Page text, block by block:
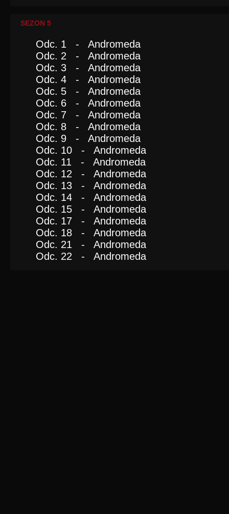
SEZON 5
Odc. 1 - Andromeda
Odc. 2 - Andromeda
Odc. 3 - Andromeda
Odc. 4 - Andromeda
Odc. 5 - Andromeda
Odc. 6 - Andromeda
Odc. 7 - Andromeda
Odc. 8 - Andromeda
Odc. 9 - Andromeda
Odc. 10 - Andromeda
Odc. 11 - Andromeda
Odc. 12 - Andromeda
Odc. 13 - Andromeda
Odc. 14 - Andromeda
Odc. 15 - Andromeda
Odc. 17 - Andromeda
Odc. 18 - Andromeda
Odc. 21 - Andromeda
Odc. 22 - Andromeda